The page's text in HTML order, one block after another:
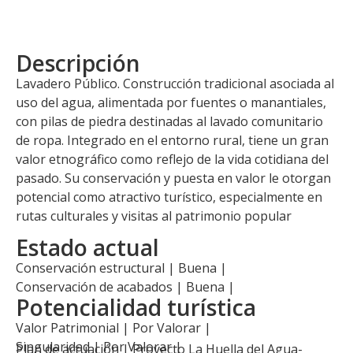
Descripción
Lavadero Público. Construcción tradicional asociada al
uso del agua, alimentada por fuentes o manantiales,
con pilas de piedra destinadas al lavado comunitario
de ropa. Integrado en el entorno rural, tiene un gran
valor etnográfico como reflejo de la vida cotidiana del
pasado. Su conservación y puesta en valor le otorgan
potencial como atractivo turístico, especialmente en
rutas culturales y visitas al patrimonio popular
Estado actual
Conservación estructural | Buena |
Conservación de acabados | Buena |
Potencialidad turística
Valor Patrimonial | Por Valorar |
Singularidad | Por Valorar |
Plan de actuación |Proyecto La Huella del Agua-